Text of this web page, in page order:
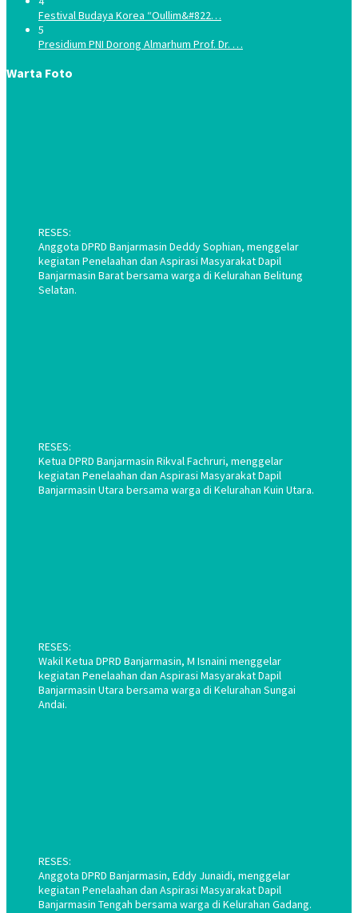
Festival Budaya Korea “Oullim&#822…
5
Presidium PNI Dorong Almarhum Prof. Dr. …
Warta Foto
RESES:
Anggota DPRD Banjarmasin Deddy Sophian, menggelar
kegiatan Penelaahan dan Aspirasi Masyarakat Dapil
Banjarmasin Barat bersama warga di Kelurahan Belitung
Selatan.
RESES:
Ketua DPRD Banjarmasin Rikval Fachruri, menggelar
kegiatan Penelaahan dan Aspirasi Masyarakat Dapil
Banjarmasin Utara bersama warga di Kelurahan Kuin Utara.
RESES:
Wakil Ketua DPRD Banjarmasin, M Isnaini menggelar
kegiatan Penelaahan dan Aspirasi Masyarakat Dapil
Banjarmasin Utara bersama warga di Kelurahan Sungai
Andai.
RESES:
Anggota DPRD Banjarmasin, Eddy Junaidi, menggelar
kegiatan Penelaahan dan Aspirasi Masyarakat Dapil
Banjarmasin Tengah bersama warga di Kelurahan Gadang.